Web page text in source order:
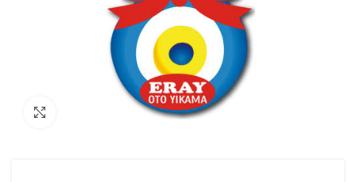
Büyütmek için tıklayın